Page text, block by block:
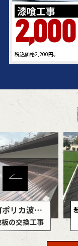
漆喰工事
2,000
税込価格2,200円。
琴平町太陽光の害鳥対策工事
害鳥対策工事